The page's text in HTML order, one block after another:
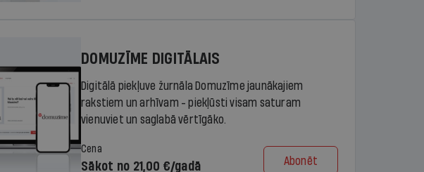
DOMUZĪME DIGITĀLAIS
Digitālā piekļuve žurnāla Domuzīme jaunākajiem
rakstiem un arhīvam - piekļūsti visam saturam
vienuviet un saglabā vērtīgāko.
Cena
Sākot no 21,00 €/gadā Abonēt